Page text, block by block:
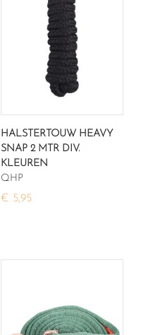
HALSTERTOUW HEAVY
SNAP 2 MTR DIV.
KLEUREN
QHP
€ 5,95